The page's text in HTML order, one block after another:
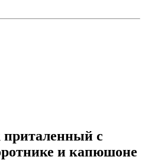
с
и капюшоне